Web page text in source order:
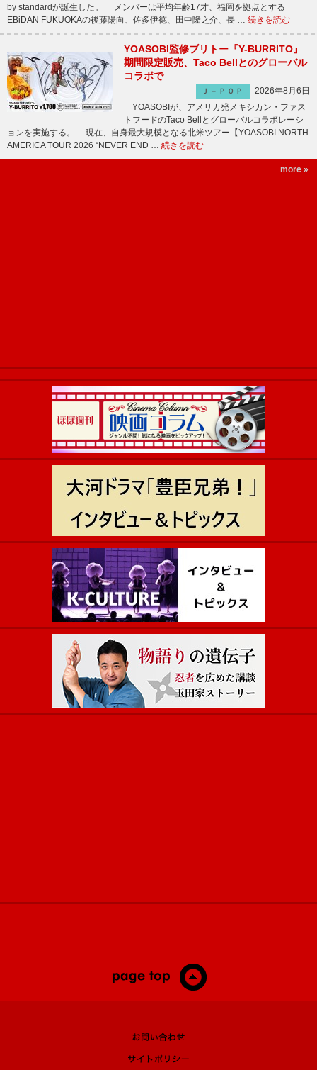
by standardが誕生した。 メンバーは平均年齢17才、福岡を拠点とする
EBiDAN FUKUOKAの後藤陽向、佐多伊徳、田中隆之介、長 … 続きを読む
YOASOBI監修ブリトー『Y-BURRITO』
期間限定販売、Taco Bellとのグローバル
コラボで
Ｊ－ＰＯＰ
2026年8月6日
YOASOBIが、アメリカ発メキシカン・ファス
トフードのTaco Bellとグローバルコラボレーシ
ョンを実施する。 現在、自身最大規模となる北米ツアー【YOASOBI NORTH
AMERICA TOUR 2026 “NEVER END … 続きを読む
more »